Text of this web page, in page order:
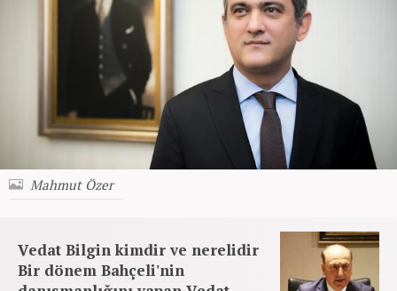
Mahmut Özer
Vedat Bilgin kimdir ve nerelidir
Bir dönem Bahçeli'nin